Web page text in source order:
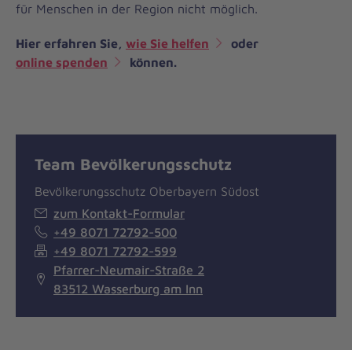
für Menschen in der Region nicht möglich.
Hier erfahren Sie, wie Sie helfen
oder
online spenden
können.
Team Bevölkerungsschutz
Bevölkerungsschutz Oberbayern Südost
zum Kontakt-Formular
+49 8071 72792-500
+49 8071 72792-599
Pfarrer-Neumair-Straße 2
83512 Wasserburg am Inn